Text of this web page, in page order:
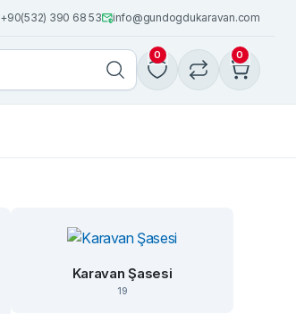
+90(532) 390 68 53 info@gundogdukaravan.com
0 0
Karavan Şasesi
19